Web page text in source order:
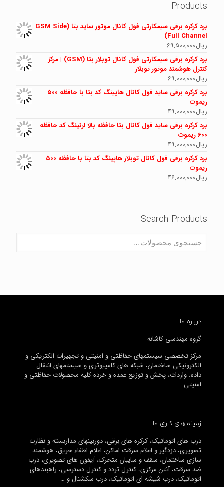
Products
برد کرکره برقی سیمکارتی فول کانال موتور ساید بتا (GSM Side
Full Channel)
ریال69,500,000
برد کرکره برقی سیمکارتی فول کانال توبلار بتا (GSM) | مرکز
کنترل هوشمند موتور توبلار
ریال69,000,000
برد کرکره برقی ساید فول کانال هاپینگ کد بتا با حافظه ۵۰۰
ریموت
ریال49,000,000
برد کرکره برقی ساید فول کانال بتا حافظه بالا لرنینگ کد حافظه
600 ریموت
ریال49,000,000
برد کرکره برقی فول کانال توبلار هاپینگ کد بتا با حافظه ۵۰۰
ریموت
ریال46,000,000
Search Products
درباره ما:
گروه مهندسی کاشانه
مرکز تخصصی سیستمهای حفاظتی و امنیتی و تجهیرات الکتریکی و
الکترونیکی ساختمان، شبکه های کامپیوتری و سیستمهای انتقال
داده. واردات، پخش و توزیع عمده و خرده کلیه محصولات حفاظتی و
امنیتی.
زمینه های کاری ما:
درب های اتوماتیک، کرکره های برقی، دوربینهای مداربسته و نظارت
تصویری، دزدگیر و اعلام سرقت اماکن، اعلام اطفاء حریق، هوشمند
سازی ساختمان، سقف و سایبان متحرک، آیفون های تصویری، درب
ضد سرقت، آنتن مرکزی، کنترل تردد و کنترل دسترسی، راهبندهای
اتوماتیک، درب شیشه ای اتوماتیک، درب سکشنال و …